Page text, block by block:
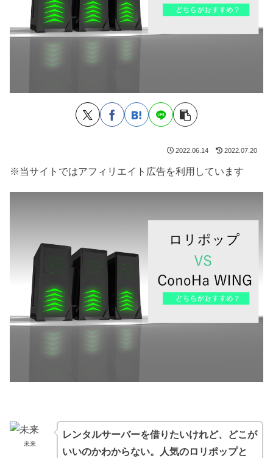
2022.06.14 2022.07.20
※当サイトではアフィリエイト広告を利用しています
未来
レンタルサーバーを借りたいけれど、どこが
いいのかわからない。人気のロリポップと